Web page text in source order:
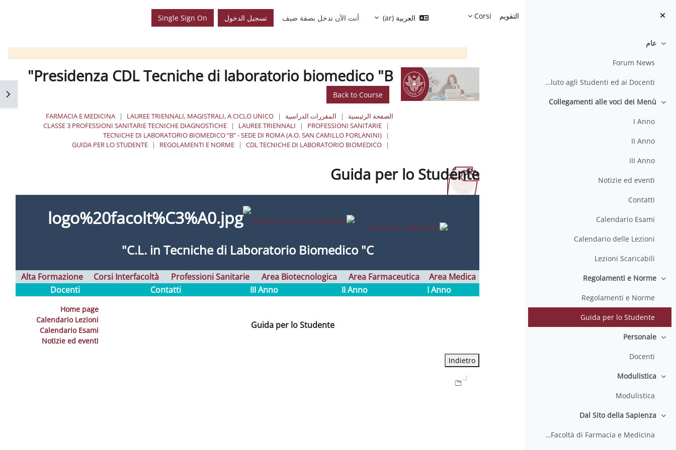
التقويم Corsi العربية ‎(ar)‎ أنت الآن تدخل بصفة ضيف تسجيل الدخول Single Sign On
طيعام
Forum News
Saluto agli Studenti ed ai Docenti
طيCollegamenti alle voci dei Menù
I Anno
II Anno
III Anno
Notizie ed eventi
Contatti
Calendario Esami
Calendario delle Lezioni
Lezioni Scaricabili
طيRegolamenti e Norme
Regolamenti e Norme
Guida per lo Studente
طيPersonale
Docenti
طيModulistica
Modulistica
طيDal Sito della Sapienza
Corsi di Laurea della Facoltà di Farmacia e Medicina
Presidenza CDL Tecniche di laboratorio biomedico "B"
Back to Course
الصفحة الرئيسية المقررات الدراسية LAUREE TRIENNALI, MAGISTRALI, A CICLO UNICO
FARMACIA E MEDICINA
PROFESSIONI SANITARIE
LAUREE TRIENNALI
CLASSE 3 PROFESSIONI SANITARIE TECNICHE DIAGNOSTICHE
TECNICHE DI LABORATORIO BIOMEDICO “B” - SEDE DI ROMA (A.O. SAN CAMILLO FORLANINI)
CDL TECNICHE DI LABORATORIO BIOMEDICO
REGOLAMENTI E NORME
GUIDA PER LO STUDENTE
Guida per lo Studente
متطلبات الإكمال
C.L. in Tecniche di Laboratorio Biomedico "C"
Area Medica
Area Farmaceutica
Area Biotecnologica
Professioni Sanitarie
Corsi Interfacoltà
Alta Formazione
I Anno
II Anno
III Anno
Contatti
Docenti
Guida per lo Studente
Home page
Calendario Lezioni
Calendario Esami
Notizie ed eventi